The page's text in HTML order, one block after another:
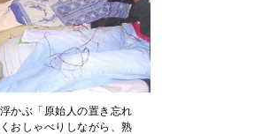
かぶ「原始人の置き忘れ
おしゃべりしながら、熟